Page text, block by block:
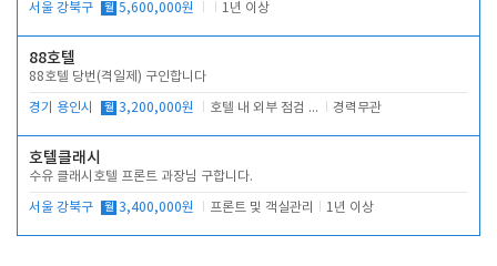
서울 강북구 월 5,600,000원 1년 이상
88호텔
88호텔 당번(격일제) 구인합니다
경기 용인시 월 3,200,000원 호텔 내 외부 점검 및 프런트 운영 경력무관
호텔클래시
수유 클래시호텔 프론트 과장님 구합니다.
서울 강북구 월 3,400,000원 프론트 및 객실관리 1년 이상